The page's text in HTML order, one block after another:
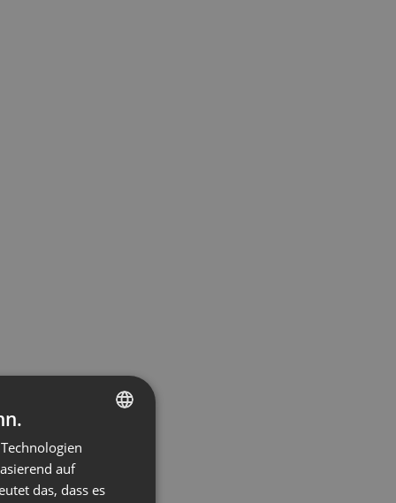
ENGLISH
FRENCH
auf
das, dass es